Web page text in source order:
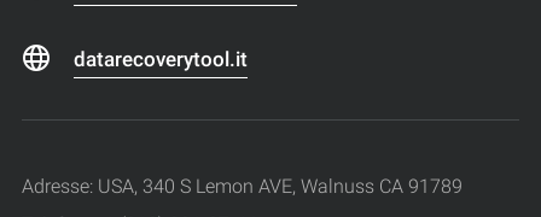
datarecoverytool.it
Adresse: USA, 340 S Lemon AVE, Walnuss CA 91789